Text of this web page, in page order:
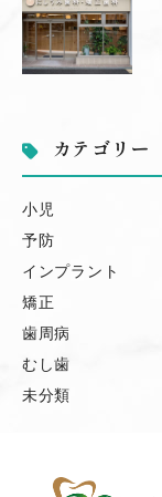
カテゴリー
小児
予防
インプラント
矯正
歯周病
むし歯
未分類